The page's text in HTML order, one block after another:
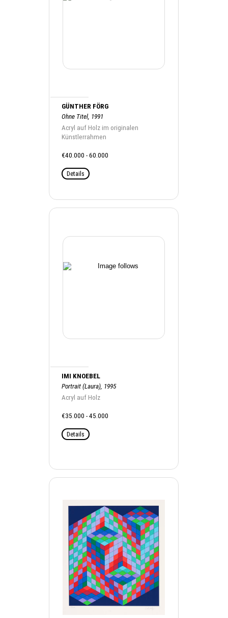
GÜNTHER FÖRG
Ohne Titel, 1991
Acryl auf Holz im originalen
Künstlerrahmen
€40.000 - 60.000
Details
IMI KNOEBEL
Portrait (Laura), 1995
Acryl auf Holz
€35.000 - 45.000
Details